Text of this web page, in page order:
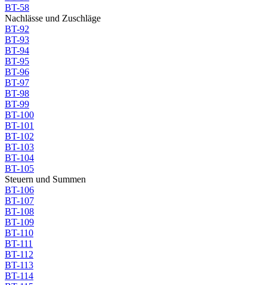
BT-58
Nachlässe und Zuschläge
BT-92
BT-93
BT-94
BT-95
BT-96
BT-97
BT-98
BT-99
BT-100
BT-101
BT-102
BT-103
BT-104
BT-105
Steuern und Summen
BT-106
BT-107
BT-108
BT-109
BT-110
BT-111
BT-112
BT-113
BT-114